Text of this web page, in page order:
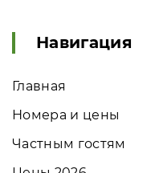
Навигация
Главная
Номера и цены
Частным гостям